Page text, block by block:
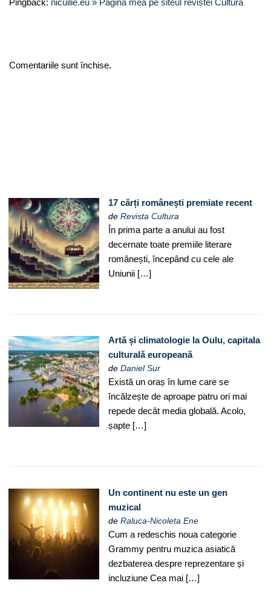
Pingback: nicuilie.eu » Pagina mea pe siteul revistei Cultura
Comentariile sunt închise.
17 cărți românești premiate recent
deRevista Cultura
În prima parte a anului au fost
decernate toate premiile literare
românești, începând cu cele ale
Uniunii […]
Artă și climatologie la Oulu, capitala
culturală europeană
deDaniel Sur
Există un oraș în lume care se
încălzește de aproape patru ori mai
repede decât media globală. Acolo,
șapte […]
Un continent nu este un gen
muzical
deRaluca-Nicoleta Ene
Cum a redeschis noua categorie
Grammy pentru muzica asiatică
dezbaterea despre reprezentare și
incluziune Cea mai […]